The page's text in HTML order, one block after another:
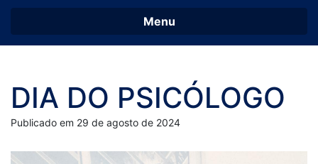
Menu
DIA DO PSICÓLOGO
Publicado em 29 de agosto de 2024